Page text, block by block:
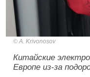
A. Krivonosov
Китайские
Европе из-за